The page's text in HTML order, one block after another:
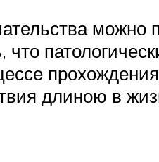
можно
длиною в